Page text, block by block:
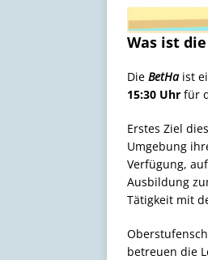
Was ist die
Die BetHa ist
15:30 Uhr für
Erstes Ziel
Umgebung
Verfügung,
Ausbildung
Tätigkeit mit
betreuen die